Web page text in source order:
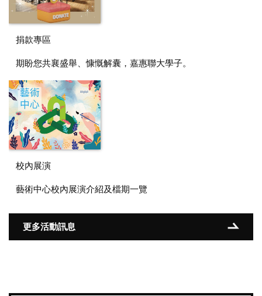
捐款專區
期盼您共襄盛舉、慷慨解囊，嘉惠聯大學子。
校內展演
藝術中心校內展演介紹及檔期一覽
更多活動訊息